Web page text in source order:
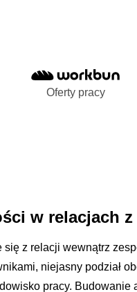
Oferty pracy
w relacjach z
z relacji wewnątrz
niejasny podział
pracy.